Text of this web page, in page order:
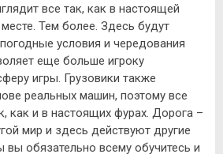
все так, как в настоящей
Тем более. Здесь будут
условия и чередования
еще больше игроку
игры. Грузовики также
реальных машин, поэтому все
как и в настоящих фурах. Дорога –
мир и здесь действуют другие
вы обязательно всему обучитесь и